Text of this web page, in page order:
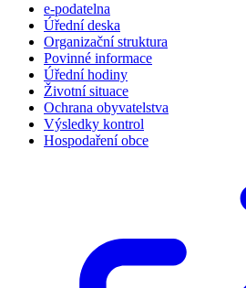
e-podatelna
Úřední deska
Organizační struktura
Povinné informace
Úřední hodiny
Životní situace
Ochrana obyvatelstva
Výsledky kontrol
Hospodaření obce